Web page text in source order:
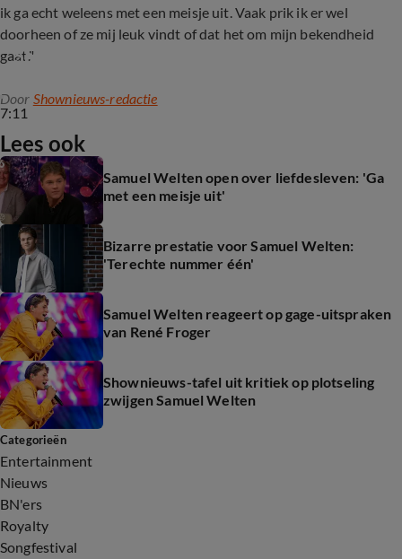
ik ga echt weleens met een meisje uit. Vaak prik ik er wel
doorheen of ze mij leuk vindt of dat het om mijn bekendheid
gaat."
7:11
Samuel Welten te gast bij Shownieuws
Door Shownieuws-redactie
Lees ook
Samuel Welten open over liefdesleven: 'Ga
met een meisje uit'
Bizarre prestatie voor Samuel Welten:
'Terechte nummer één'
Samuel Welten reageert op gage-uitspraken
van René Froger
Shownieuws-tafel uit kritiek op plotseling
zwijgen Samuel Welten
Categorieën
Entertainment
Nieuws
BN'ers
Royalty
Songfestival